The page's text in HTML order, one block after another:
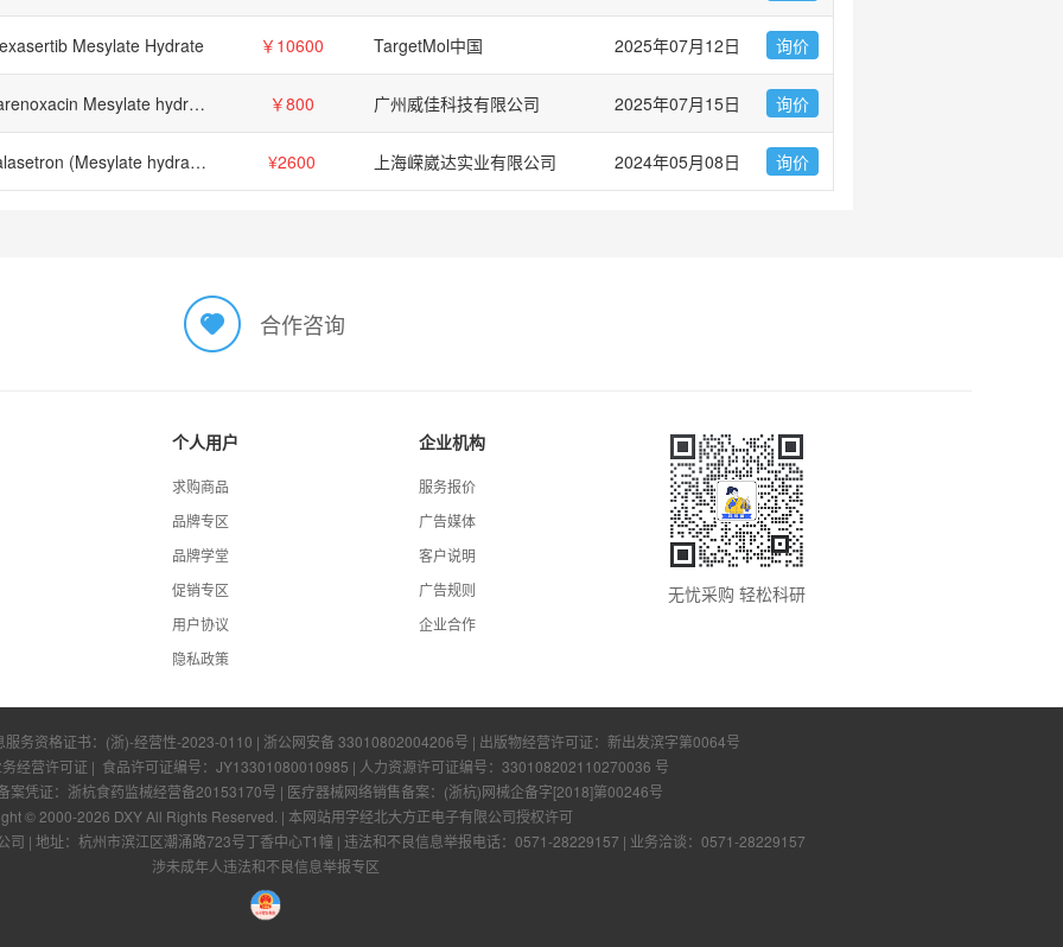
Mesylate Hydrate ￥10600 TargetMol中国 2025年07月12日 询价
Garenoxacin Mesylate hydrate ￥800 广州威佳科技有限公司 2025年07月15日 询价
Dalasetron (Mesylate hydrate) ¥2600 上海嵘崴达实业有限公司 2024年05月08日 询价
合作咨询
个人用户
求购商品
品牌专区
品牌学堂
促销专区
用户协议
隐私政策
企业机构
服务报价
广告媒体
客户说明
广告规则
企业合作
无忧采购 轻松科研
务资格证书： (浙)-经营性-2023-0110 | 浙公网安备 33010802004206号 | 出版物经营许可证： 新出发滨字第0064号
经营许可证 | 食品许可证编号： JY13301080010985 | 人力资源许可证编号： 330108202110270036 号
案凭证：浙杭食药监械经营备20153170号 | 医疗器械网络销售备案：(浙杭)网械企备字[2018]第00246号
© 2000-2026 DXY All Rights Reserved. | 本网站用字经北大方正电子有限公司授权许可
司 | 地址：杭州市滨江区潮涌路723号丁香中心T1幢 | 违法和不良信息举报电话：0571-28229157 | 业务洽谈：0571-28229157
涉未成年人违法和不良信息举报专区